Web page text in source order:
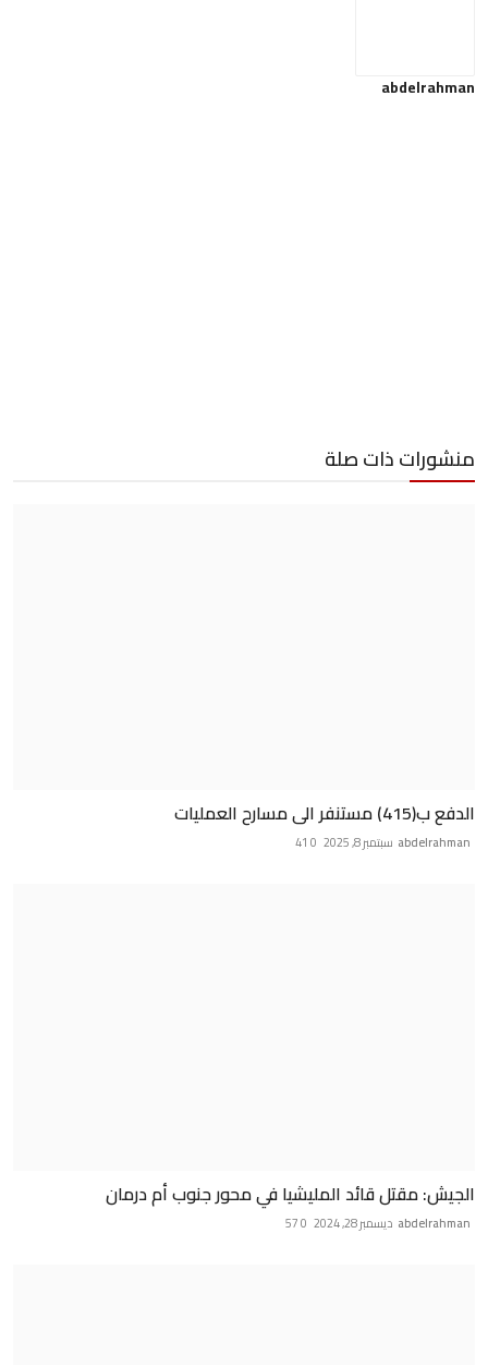
abdelrahman
منشورات ذات صلة
الدفع ب(415) مستنفر الى مسارح العمليات
abdelrahman سبتمبر 8, 2025
الجيش: مقتل قائد المليشيا في محور جنوب أم درمان
abdelrahman ديسمبر 28, 2024